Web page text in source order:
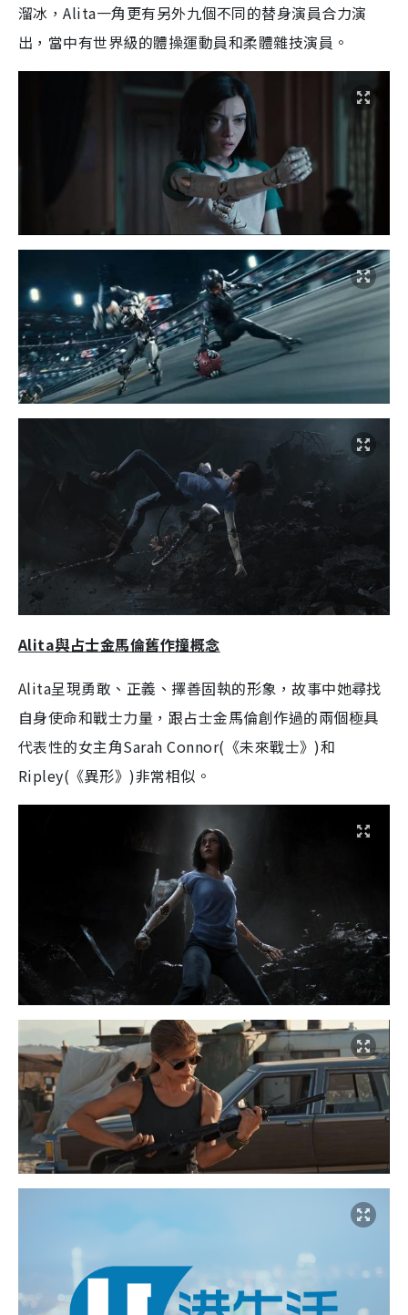
溜冰，Alita一角更有另外九個不同的替身演員合力演
出，當中有世界級的體操運動員和柔體雜技演員。
Alita與占士金馬倫舊作撞概念
Alita呈現勇敢、正義、擇善固執的形象，故事中她尋找
自身使命和戰士力量，跟占士金馬倫創作過的兩個極具
代表性的女主角Sarah Connor(《未來戰士》)和
Ripley(《異形》)非常相似。